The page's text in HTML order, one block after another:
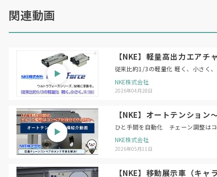
関連動画
【NKE】軽量高出力エア
従来比約1/3の軽量化 軽く、小さく
NKE株式会社
2026年04月28日
【NKE】オートテンショ
ひと手間を自動化 チェーン調整は
NKE株式会社
2026年05月11日
【NKE】移動展示車（キ